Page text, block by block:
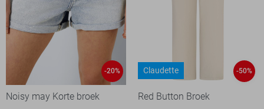
-20%
Noisy may Korte broek
Claudette -50%
Red Button Broek